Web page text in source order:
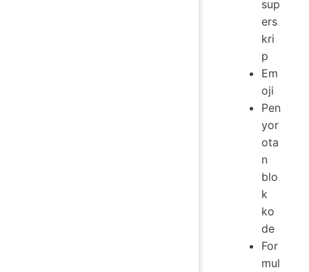
sup
ers
kri
p
Em
oji
Pen
yor
ota
n
blo
k
ko
de
For
mul